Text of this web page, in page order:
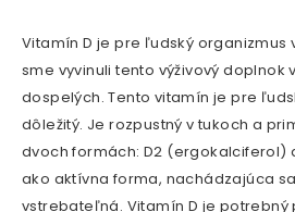
Vitamín D je pre ľudský organizmus
sme vyvinuli tento výživový doplnok
dospelých. Tento vitamín je pre
dôležitý. Je rozpustný v tukoch a
dvoch formách: D2 (ergokalciferol)
ako aktívna forma, nachádzajúca
vstrebateľná. Vitamín D je potrebný